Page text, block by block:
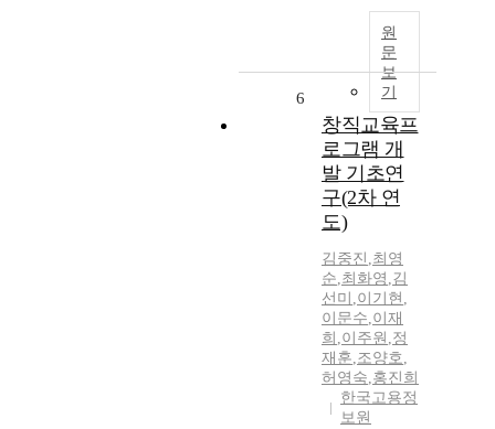
원
문
보
기
6
창직교육프
로그램 개
발 기초연
구(2차 연
도)
김중진 ,최영
순,최화영 ,김
선미 ,이기현 ,
이문수,이재
희 ,이주원 ,정
재훈,조양호,
허영숙,홍진희
한국고용정
보원